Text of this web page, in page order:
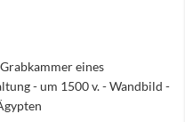
eines
- um 1500 v. - Wandbild -